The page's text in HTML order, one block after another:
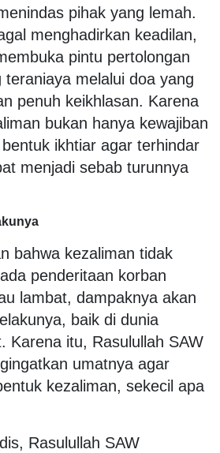
pihak yang lemah.
menghadirkan keadilan,
pintu pertolongan
teraniaya melalui doa yang
penuh keikhlasan. Karena
bukan hanya kewajiban
ikhtiar agar terhindar
menjadi sebab turunnya
bahwa kezaliman tidak
penderitaan korban
lambat, dampaknya akan
baik di dunia
Karena itu, Rasulullah SAW
umatnya agar
kezaliman, sekecil apa
Rasulullah SAW